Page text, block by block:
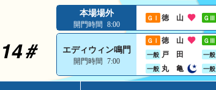
本場場外
開門時間 8:00
ＧⅠ 徳 山 ＧⅢ
エディウィン鳴門
開門時間 7:00
ＧⅠ 徳 山 ＧⅢ
一般 戸 田 一般
一般 丸 亀 一般